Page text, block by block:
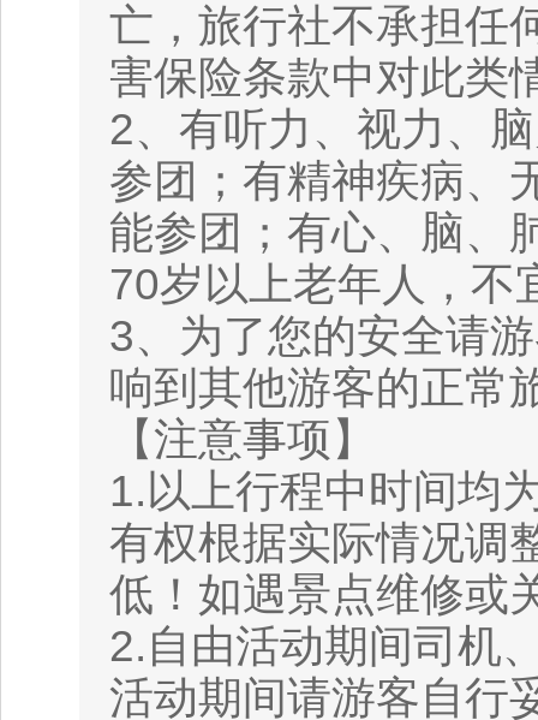
亡，旅行社不承担任
害保险条款中对此类
2、有听力、视力、
参团；有精神疾病、
能参团；有心、脑、
70岁以上老年人，不
3、为了您的安全请
响到其他游客的正常
【注意事项】
1.以上行程中时间均
有权根据实际情况调
低！如遇景点维修或
2.自由活动期间司机
活动期间请游客自行